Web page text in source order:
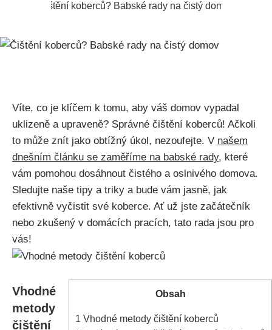
Čištění koberců? Babské rady na čistý domov
‍Víte, co je klíčem​ k tomu, ​aby váš domov vypadal
uklizeně a upraveně?⁤ Správné⁢ čištění koberců! Ačkoli
to může znít jako obtížný⁢ úkol, nezoufejte. V našem‍
dnešním článku⁣ se​ zaměříme na​ babské rady, ‌které
vám pomohou ⁢dosáhnout čistého ​a oslnivého ‌domova.
Sledujte naše tipy a ⁢triky​ a bude vám jasně, jak
efektivně vyčistit své koberce. ⁣Ať už jste začátečník
⁢nebo⁤ zkušený v domácích pracích, tato ⁤rada jsou ​pro
vás!
Obsah
1 Vhodné metody čištění‌ koberců
Vhodné
metody
čištění‌